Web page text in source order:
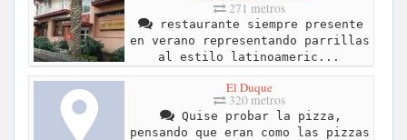
271 metros
restaurante siempre presente
en verano representando parrillas
al estilo latinoameric...
El Duque
320 metros
Quise probar la pizza,
pensando que eran como las pizzas